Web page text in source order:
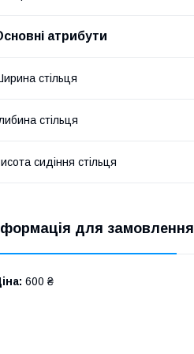
атрибути
стільця
стільця
сидіння стільця
для замовлення
600 ₴